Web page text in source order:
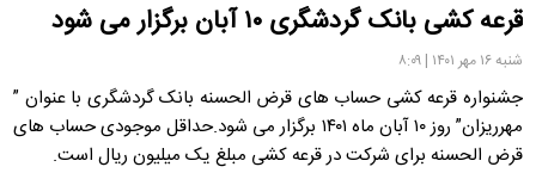
قرعه کشی بانک گردشگری ۱۰ آبان برگزار می شود
شنبه ۱۶ مهر ۱۴۰۱ | ۸:۰۹
جشنواره قرعه کشی حساب های قرض الحسنه بانک گردشگری با عنوان ”
مهرریزان” روز ۱۰ آبان ماه ۱۴۰۱ برگزار می شود.حداقل موجودی حساب های
قرض الحسنه برای شرکت در قرعه کشی مبلغ یک میلیون ریال است.